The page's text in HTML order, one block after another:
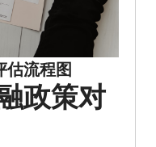
估流程图
政策对